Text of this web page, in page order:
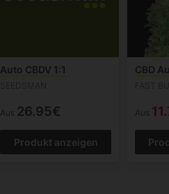
Auto CBDV 1:1
Aus 26.95€
Produkt anzeigen
CBD
Aus